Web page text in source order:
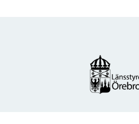
Organisationens
logotyp